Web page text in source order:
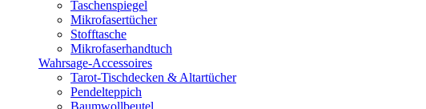
Taschenspiegel
Mikrofasertücher
Stofftasche
Mikrofaserhandtuch
Wahrsage-Accessoires
Tarot-Tischdecken & Altartücher
Pendelteppich
Baumwollbeutel